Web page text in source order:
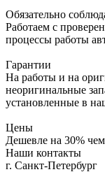
Обязательно
Работаем с
процессы работы
Гарантии
На работы и на
неоригинальные
установленные в
Цены
Дешевле на 30%
Наши контакты
г. Санкт-Петербург